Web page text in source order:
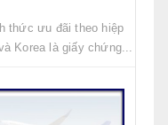
thức ưu đãi theo hiệp
Korea là giấy chứng...